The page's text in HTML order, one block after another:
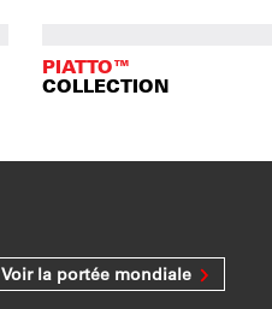
PIATTO™
COLLECTION
Voir la portée mondiale